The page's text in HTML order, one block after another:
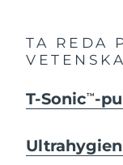
TA REDA
T-SonicTM -